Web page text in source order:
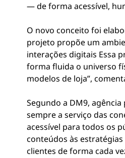
— de forma acessível,
O novo conceito foi
projeto propõe um
interações digitais Essa
forma fluida o universo
modelos de loja”,
Segundo a DM9,
sempre a serviço das
acessível para todos os
conteúdos às
clientes de forma cada